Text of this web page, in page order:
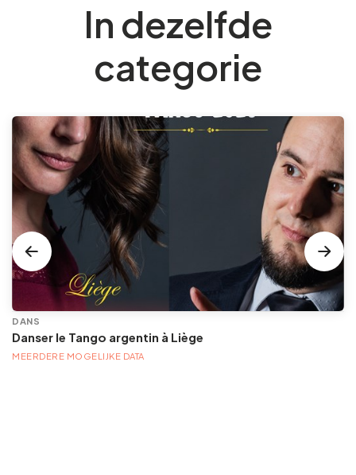
In dezelfde
categorie
DANS
Danser le Tango argentin à Liège
MEERDERE MOGELIJKE DATA